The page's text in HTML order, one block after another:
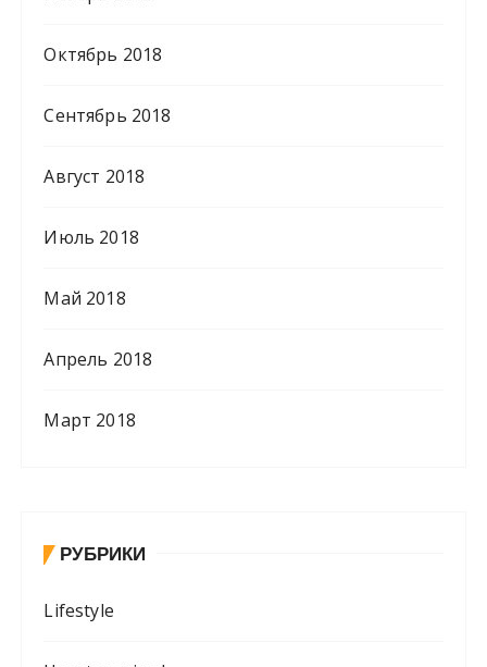
Октябрь 2018
Сентябрь 2018
Август 2018
Июль 2018
Май 2018
Апрель 2018
Март 2018
РУБРИКИ
Lifestyle